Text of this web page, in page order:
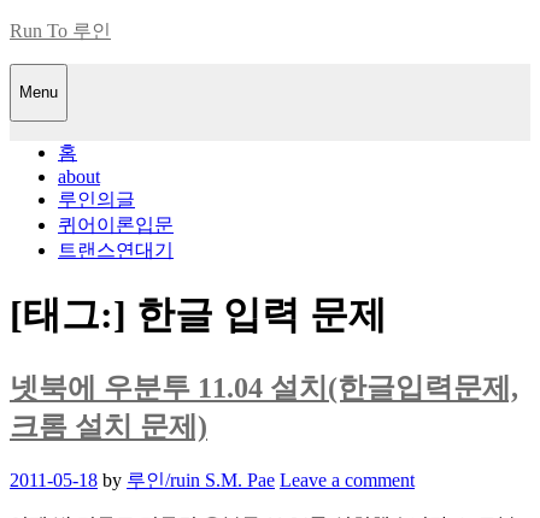
Skip
content
Run To 루인
Menu
홈
about
루인의글
퀴어이론입문
트랜스연대기
[태그:] 한글 입력 문제
넷북에 우분투 11.04 설치(한글입력문제,
크롬 설치 문제)
Posted
2011-05-18 by 루인/ruin S.M. Pae Leave a comment